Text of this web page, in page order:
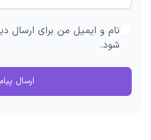
نام و ایمیل من برای ارسال
شود.
ارسال پیام